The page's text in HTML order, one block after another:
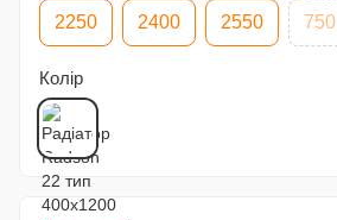
2250 2400 2550 750
Колір